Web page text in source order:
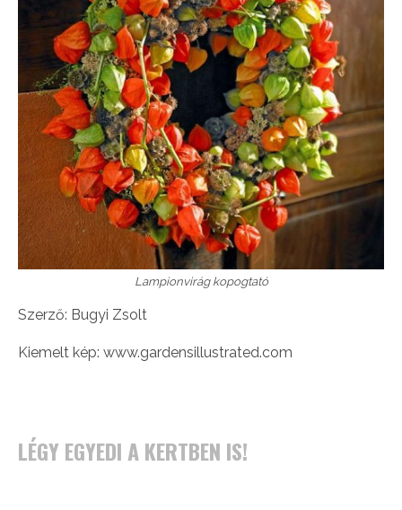
Lampionvirág kopogtató
Szerző: Bugyi Zsolt
Kiemelt kép: www.gardensillustrated.com
LÉGY EGYEDI A KERTBEN IS!